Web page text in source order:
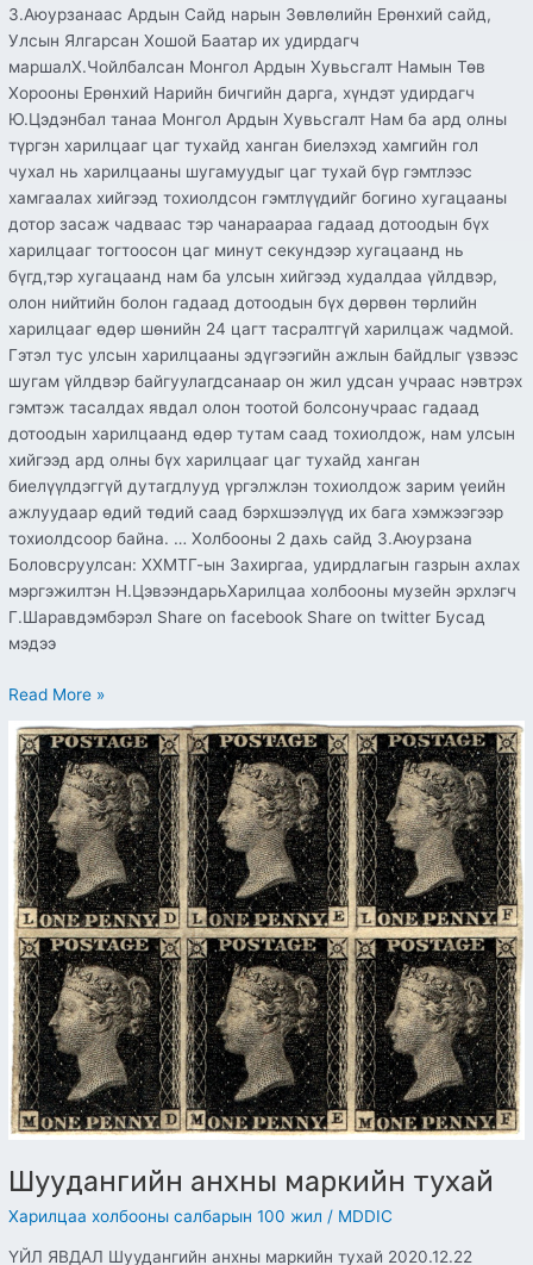
З.Аюурзанаас Ардын Сайд нарын Зөвлөлийн Ерөнхий сайд,
Улсын Ялгарсан Хошой Баатар их удирдагч
маршалХ.Чойлбалсан Монгол Ардын Хувьсгалт Намын Төв
Хорооны Ерөнхий Нарийн бичгийн дарга, хүндэт удирдагч
Ю.Цэдэнбал танаа Монгол Ардын Хувьсгалт Нам ба ард олны
түргэн харилцааг цаг тухайд ханган биелэхэд хамгийн гол
чухал нь харилцааны шугамуудыг цаг тухай бүр гэмтлээс
хамгаалах хийгээд тохиолдсон гэмтлүүдийг богино хугацааны
дотор засаж чадваас тэр чанараараа гадаад дотоодын бүх
харилцааг тогтоосон цаг минут секундээр хугацаанд нь
бүгд,тэр хугацаанд нам ба улсын хийгээд худалдаа үйлдвэр,
олон нийтийн болон гадаад дотоодын бүх дөрвөн төрлийн
харилцааг өдөр шөнийн 24 цагт тасралтгүй харилцаж чадмой.
Гэтэл тус улсын харилцааны эдүгээгийн ажлын байдлыг үзвээс
шугам үйлдвэр байгуулагдсанаар он жил удсан учраас нэвтрэх
гэмтэж тасалдах явдал олон тоотой болсонучраас гадаад
дотоодын харилцаанд өдөр тутам саад тохиолдож, нам улсын
хийгээд ард олны бүх харилцааг цаг тухайд ханган
биелүүлдэггүй дутагдлууд үргэлжлэн тохиолдож зарим үеийн
ажлуудаар өдий төдий саад бэрхшээлүүд их бага хэмжээгээр
тохиолдсоор байна. … Холбооны 2 дахь сайд З.Аюурзана
Боловсруулсан: ХХМТГ-ын Захиргаа, удирдлагын газрын ахлах
мэргэжилтэн Н.ЦэвээндарьХарилцаа холбооны музейн эрхлэгч
Г.Шаравдэмбэрэл Share on facebook Share on twitter Бусад
мэдээ
Read More »
Шуудангийн анхны маркийн тухай
Харилцаа холбооны салбарын 100 жил / MDDIC
ҮЙЛ ЯВДАЛ Шуудангийн анхны маркийн тухай 2020.12.22
Шуудангийн
анхны
маркийн
тухай